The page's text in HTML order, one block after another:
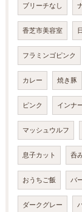
ブリーチなし
香芝市美容室
フラミンゴピンク
カレー 焼き豚
ピンク インナ
マッシュウルフ
息子カット 呑
おうちご飯 バ
ダークグレー